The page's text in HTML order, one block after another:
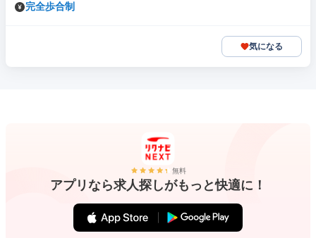
完全歩合制
気になる
無料
アプリなら求人探しがもっと快適に！